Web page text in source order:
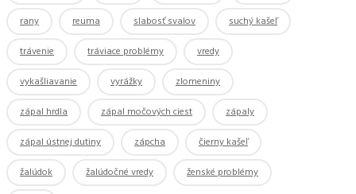
rany
reuma slabosť svalov
suchý kašeľ
trávenie
tráviace problémy
vredy
vykašliavanie
vyrážky
zlomeniny
zápal hrdla
zápal močových ciest
zápaly
zápal ústnej dutiny
zápcha
čierny kašeľ
žalúdok
žalúdočné vredy
ženské problémy